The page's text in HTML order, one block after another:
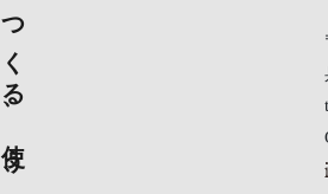
つくる、使う、伝える